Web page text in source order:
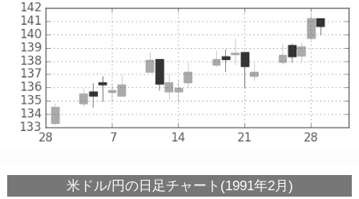
米ドル/円の日足チャート(1991年2月)